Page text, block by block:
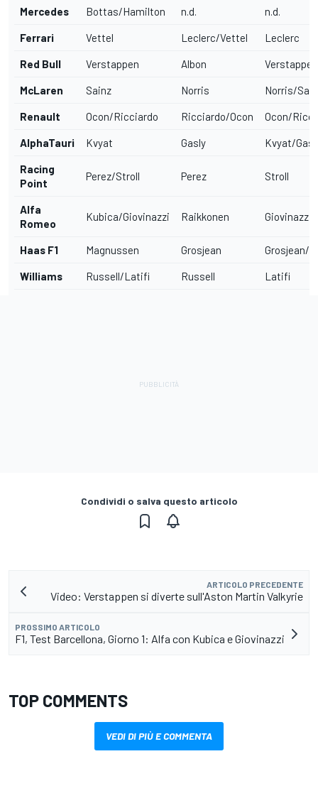
Mercedes Bottas/Hamilton n.d. n.d.
Ferrari Vettel Leclerc/Vettel Leclerc
Red Bull Verstappen Albon
McLaren Sainz Norris Norris/
Renault Ocon/Ricciardo Ricciardo/Ocon Ocon/
AlphaTauri Kvyat Gasly Kvyat/
Racing
Point
Perez/Stroll Perez Stroll
Alfa
Romeo
Kubica/Giovinazzi Raikkonen Giovinazzi
Haas F1 Magnussen Grosjean Grosjean/
Williams Russell/Latifi Russell Latifi
Condividi o salva questo articolo
ARTICOLO PRECEDENTE
Video: Verstappen si diverte sull'Aston Martin Valkyrie
PROSSIMO ARTICOLO
F1, Test Barcellona, Giorno 1: Alfa con Kubica e Giovinazzi
TOP COMMENTS
VEDI DI PIÙ E COMMENTA